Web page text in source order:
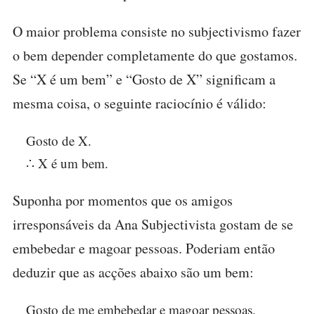
O maior problema consiste no subjectivismo fazer
o bem depender completamente do que gostamos.
Se “X é um bem” e “Gosto de X” significam a
mesma coisa, o seguinte raciocínio é válido:
Gosto de X.
∴ X é um bem.
Suponha por momentos que os amigos
irresponsáveis da Ana Subjectivista gostam de se
embebedar e magoar pessoas. Poderiam então
deduzir que as acções abaixo são um bem:
Gosto de me embebedar e magoar pessoas.